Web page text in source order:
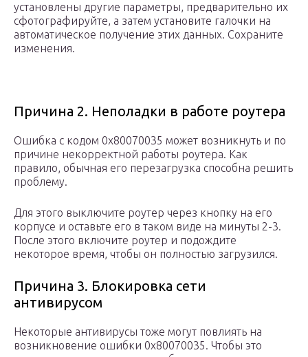
установлены другие параметры, предварительно их
сфотографируйте, а затем установите галочки на
автоматическое получение этих данных. Сохраните
изменения.
Причина 2. Неполадки в работе роутера
Ошибка с кодом 0х80070035 может возникнуть и по
причине некорректной работы роутера. Как
правило, обычная его перезагрузка способна решить
проблему.
Для этого выключите роутер через кнопку на его
корпусе и оставьте его в таком виде на минуты 2-3.
После этого включите роутер и подождите
некоторое время, чтобы он полностью загрузился.
Причина 3. Блокировка сети
антивирусом
Некоторые антивирусы тоже могут повлиять на
возникновение ошибки 0х80070035. Чтобы это